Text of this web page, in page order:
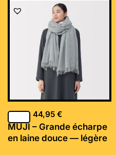
44,95 €
MUJI – Grande écharpe
en laine douce — légère